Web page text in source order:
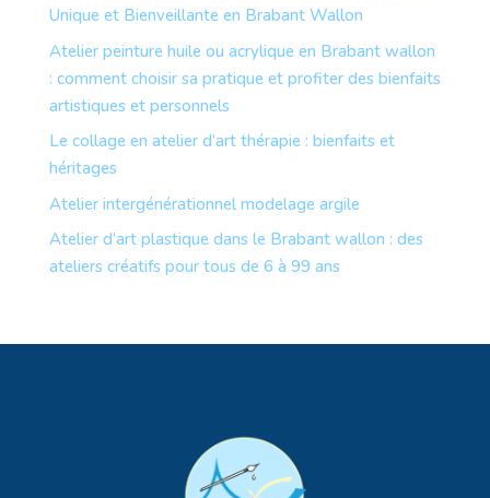
Unique et Bienveillante en Brabant Wallon
Atelier peinture huile ou acrylique en Brabant wallon
: comment choisir sa pratique et profiter des bienfaits
artistiques et personnels
Le collage en atelier d’art thérapie : bienfaits et
héritages
Atelier intergénérationnel modelage argile
Atelier d’art plastique dans le Brabant wallon : des
ateliers créatifs pour tous de 6 à 99 ans